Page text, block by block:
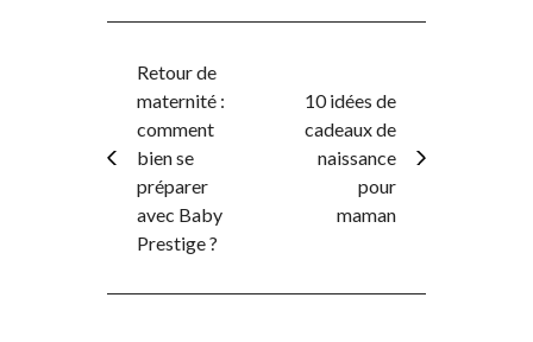
Retour de
maternité :
comment
bien se
préparer
avec Baby
Prestige ?
10 idées de
cadeaux de
naissance
pour
maman